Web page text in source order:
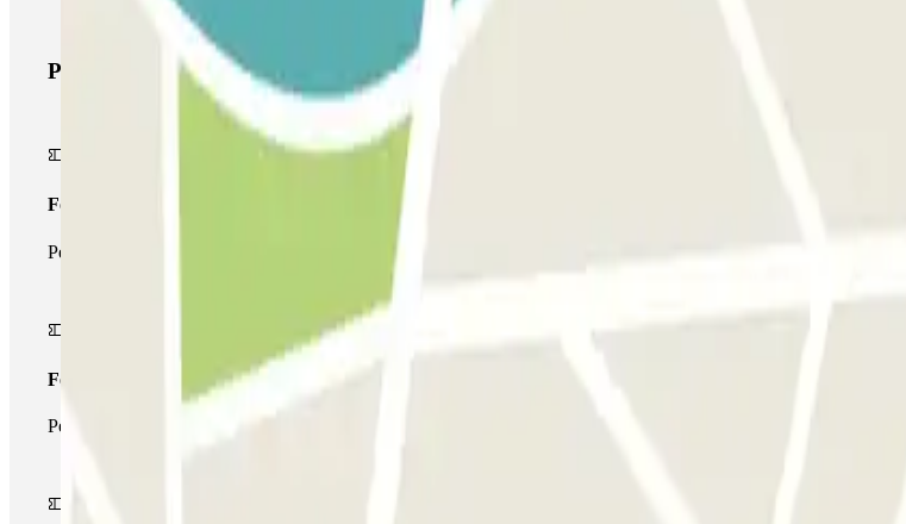
Produits Parclick
Forfait Simple
Pendant votre séjour, vous ne pourrez entrer et sortir du parking qu'une seule fois
Forfait de stationnement multiple
Pendant votre séjour, vous pouvez utiliser l'ensemble du réseau de parkings de cet opérateur disponible sur Parclick.